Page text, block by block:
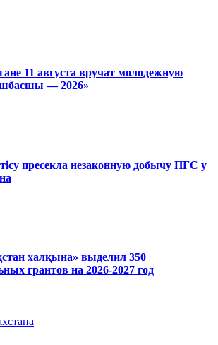
11 августа вручат молодежную
— 2026»
пресекла незаконную добычу ПГС у
халқына» выделил 350
грантов на 2026-2027 год